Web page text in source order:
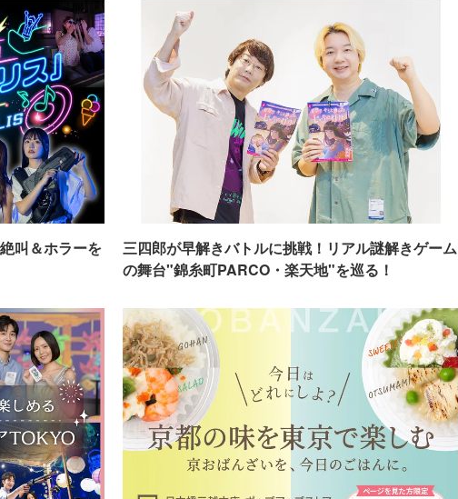
叫＆ホラーを
三四郎が早解きバトルに挑戦！リアル謎解きゲーム
の舞台"錦糸町PARCO・楽天地"を巡る！